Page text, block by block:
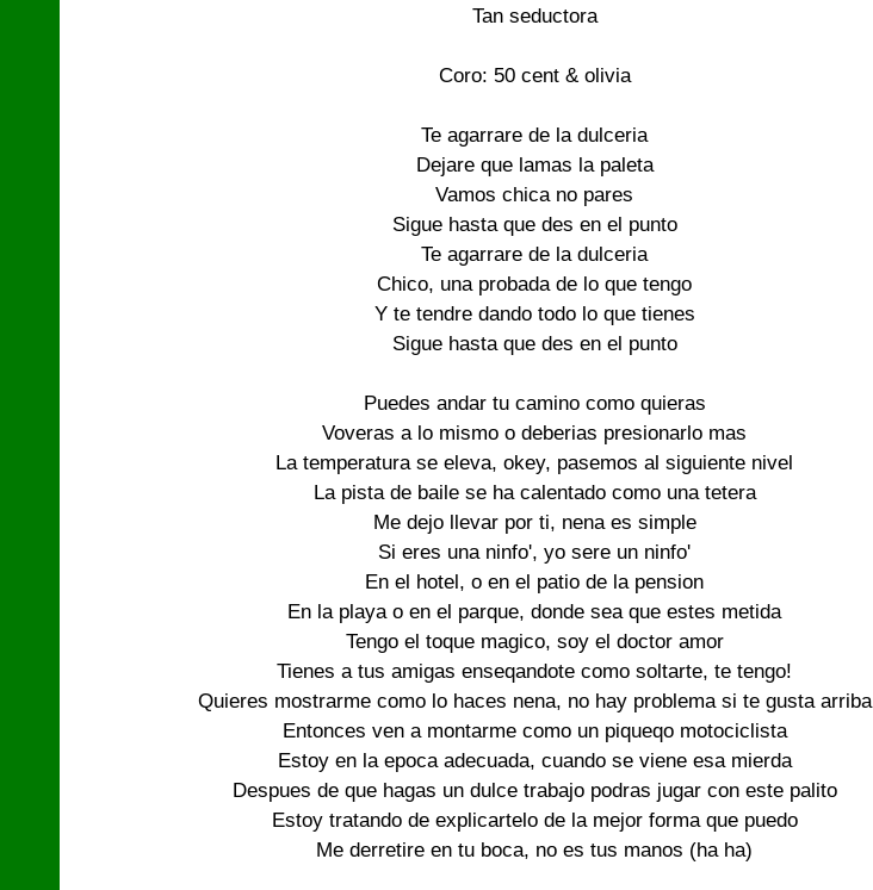
Tan seductora
Coro: 50 cent & olivia
Te agarrare de la dulceria
Dejare que lamas la paleta
Vamos chica no pares
Sigue hasta que des en el punto
Te agarrare de la dulceria
Chico, una probada de lo que tengo
Y te tendre dando todo lo que tienes
Sigue hasta que des en el punto
Puedes andar tu camino como quieras
Voveras a lo mismo o deberias presionarlo mas
La temperatura se eleva, okey, pasemos al siguiente nivel
La pista de baile se ha calentado como una tetera
Me dejo llevar por ti, nena es simple
Si eres una ninfo', yo sere un ninfo'
En el hotel, o en el patio de la pension
En la playa o en el parque, donde sea que estes metida
Tengo el toque magico, soy el doctor amor
Tienes a tus amigas enseqandote como soltarte, te tengo!
Quieres mostrarme como lo haces nena, no hay problema si te gusta arriba
Entonces ven a montarme como un piqueqo motociclista
Estoy en la epoca adecuada, cuando se viene esa mierda
Despues de que hagas un dulce trabajo podras jugar con este palito
Estoy tratando de explicartelo de la mejor forma que puedo
Me derretire en tu boca, no es tus manos (ha ha)